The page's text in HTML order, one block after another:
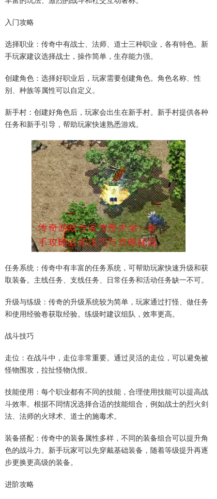
入门攻略
选择职业：传奇中有战士、法师、道士三种职业，各有特色。新
手玩家建议选择战士，操作简单，生存能力强。
创建角色：选择好职业后，玩家需要创建角色。角色名称、性
别、种族等属性可以自定义。
新手村：创建好角色后，玩家会出生在新手村。新手村提供各种
任务和新手引导，帮助玩家快速熟悉游戏。
任务系统：传奇中有丰富的任务系统，可帮助玩家快速升级和获
取装备。主线任务、支线任务、日常任务和活动任务缺一不可。
升级与练级：传奇的升级系统较为简单，玩家通过打怪、做任务
和使用经验卷获取经验。练级时建议组队，效率更高。
战斗技巧
走位：在战斗中，走位非常重要。通过灵活的走位，可以避免被
怪物围攻，拉扯怪物仇恨。
技能使用：每个职业都有不同的技能，合理使用技能可以提高战
斗效率。根据不同情况选择合适的技能组合，例如战士的烈火剑
法、法师的火球术、道士的施毒术。
装备搭配：传奇中的装备属性多样，不同的装备组合可以提升角
色的战斗力。新手玩家可以先穿戴基础装备，随着等级提升再逐
步更换更高级的装备。
进阶攻略